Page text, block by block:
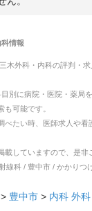
科情報
木外科・内科の評判・求
別に病院・医院・薬局
も可能です。
べたい時、医師求人や看
載していますので、是非
線科 / 豊中市 / かかりつ
> 豊中市 > 内科 外科